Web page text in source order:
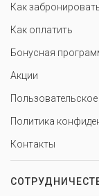
Как
Как оплатить
Бонусная
Акции
Политика
Контакты